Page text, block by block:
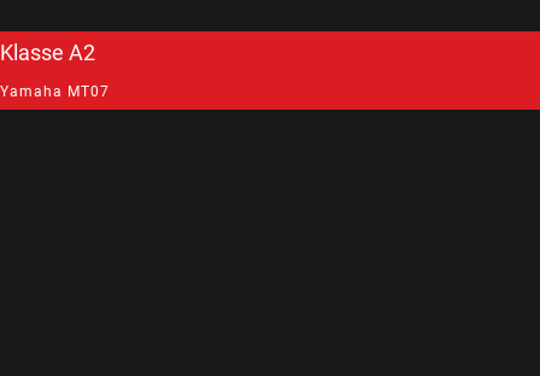
Klasse A2
Yamaha MT07